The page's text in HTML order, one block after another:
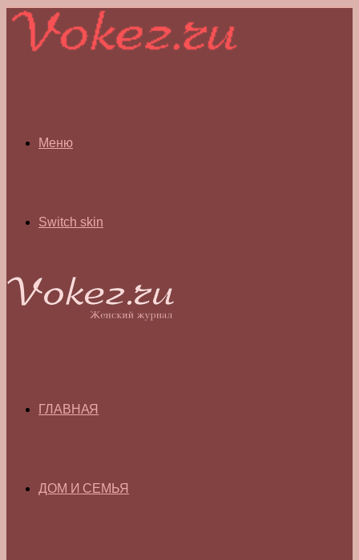
Меню
Switch skin
ГЛАВНАЯ
ДОМ И СЕМЬЯ